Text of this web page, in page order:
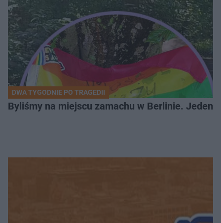
DWA TYGODNIE PO TRAGEDII
Byliśmy na miejscu zamachu w Berlinie. Jeden